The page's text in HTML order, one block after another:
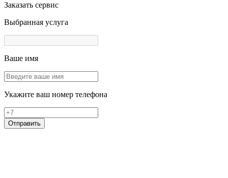
Заказать сервис
Выбранная услуга
Ваше имя
Укажите ваш номер телефона
Отправить